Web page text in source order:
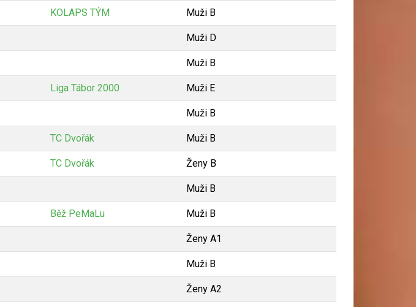
KOLAPS TÝM Muži B
Muži D
Muži B
Liga Tábor 2000 Muži E
Muži B
TC Dvořák Muži B
TC Dvořák Ženy B
Muži B
Běž PeMaLu Muži B
Ženy A1
Muži B
Ženy A2